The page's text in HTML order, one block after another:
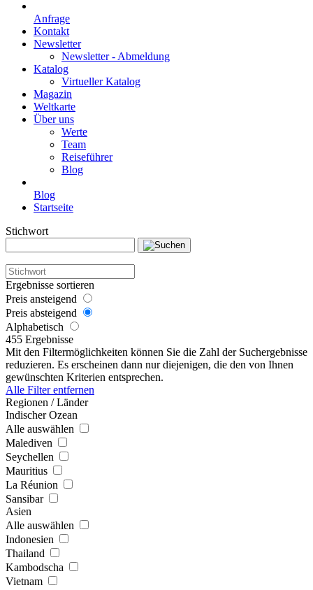
Anfrage
Kontakt
Newsletter
Newsletter - Abmeldung
Katalog
Virtueller Katalog
Magazin
Weltkarte
Über uns
Werte
Team
Reiseführer
Blog
Blog
Startseite
Stichwort
Ergebnisse sortieren
Preis ansteigend
Preis absteigend
Alphabetisch
455 Ergebnisse
Mit den Filtermöglichkeiten können Sie die Zahl der Suchergebnisse
reduzieren. Es erscheinen dann nur diejenigen, die den von Ihnen
gewünschten Kriterien entsprechen.
Alle Filter entfernen
Regionen / Länder
Indischer Ozean
Alle auswählen
Malediven
Seychellen
Mauritius
La Réunion
Sansibar
Asien
Alle auswählen
Indonesien
Thailand
Kambodscha
Vietnam